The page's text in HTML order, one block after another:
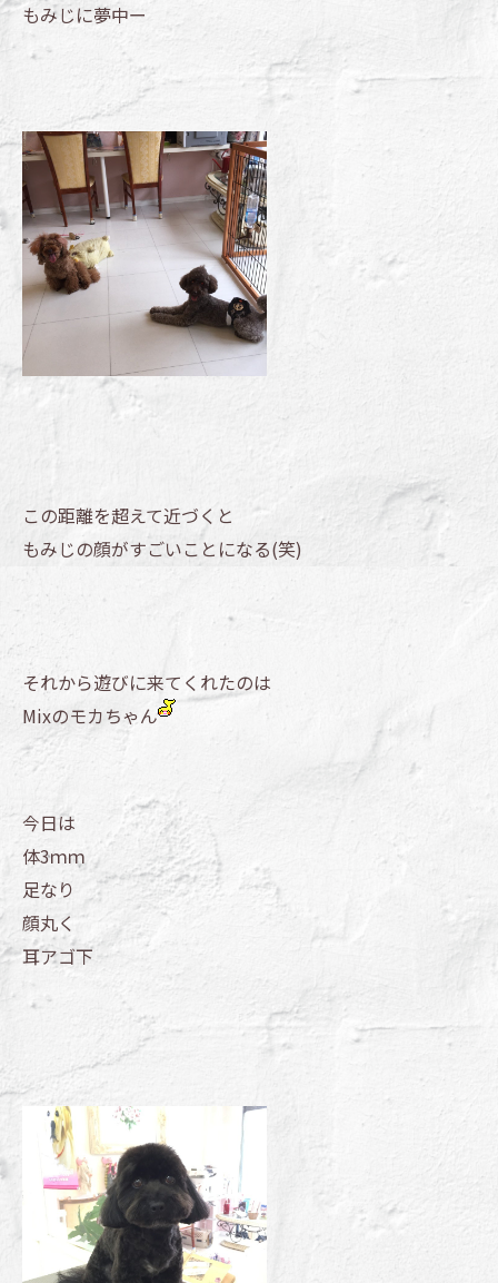
もみじに夢中ー
この距離を超えて近づくと
もみじの顔がすごいことになる(笑)
それから遊びに来てくれたのは
Mixのモカちゃん
今日は
体3ｍｍ
足なり
顔丸く
耳アゴ下